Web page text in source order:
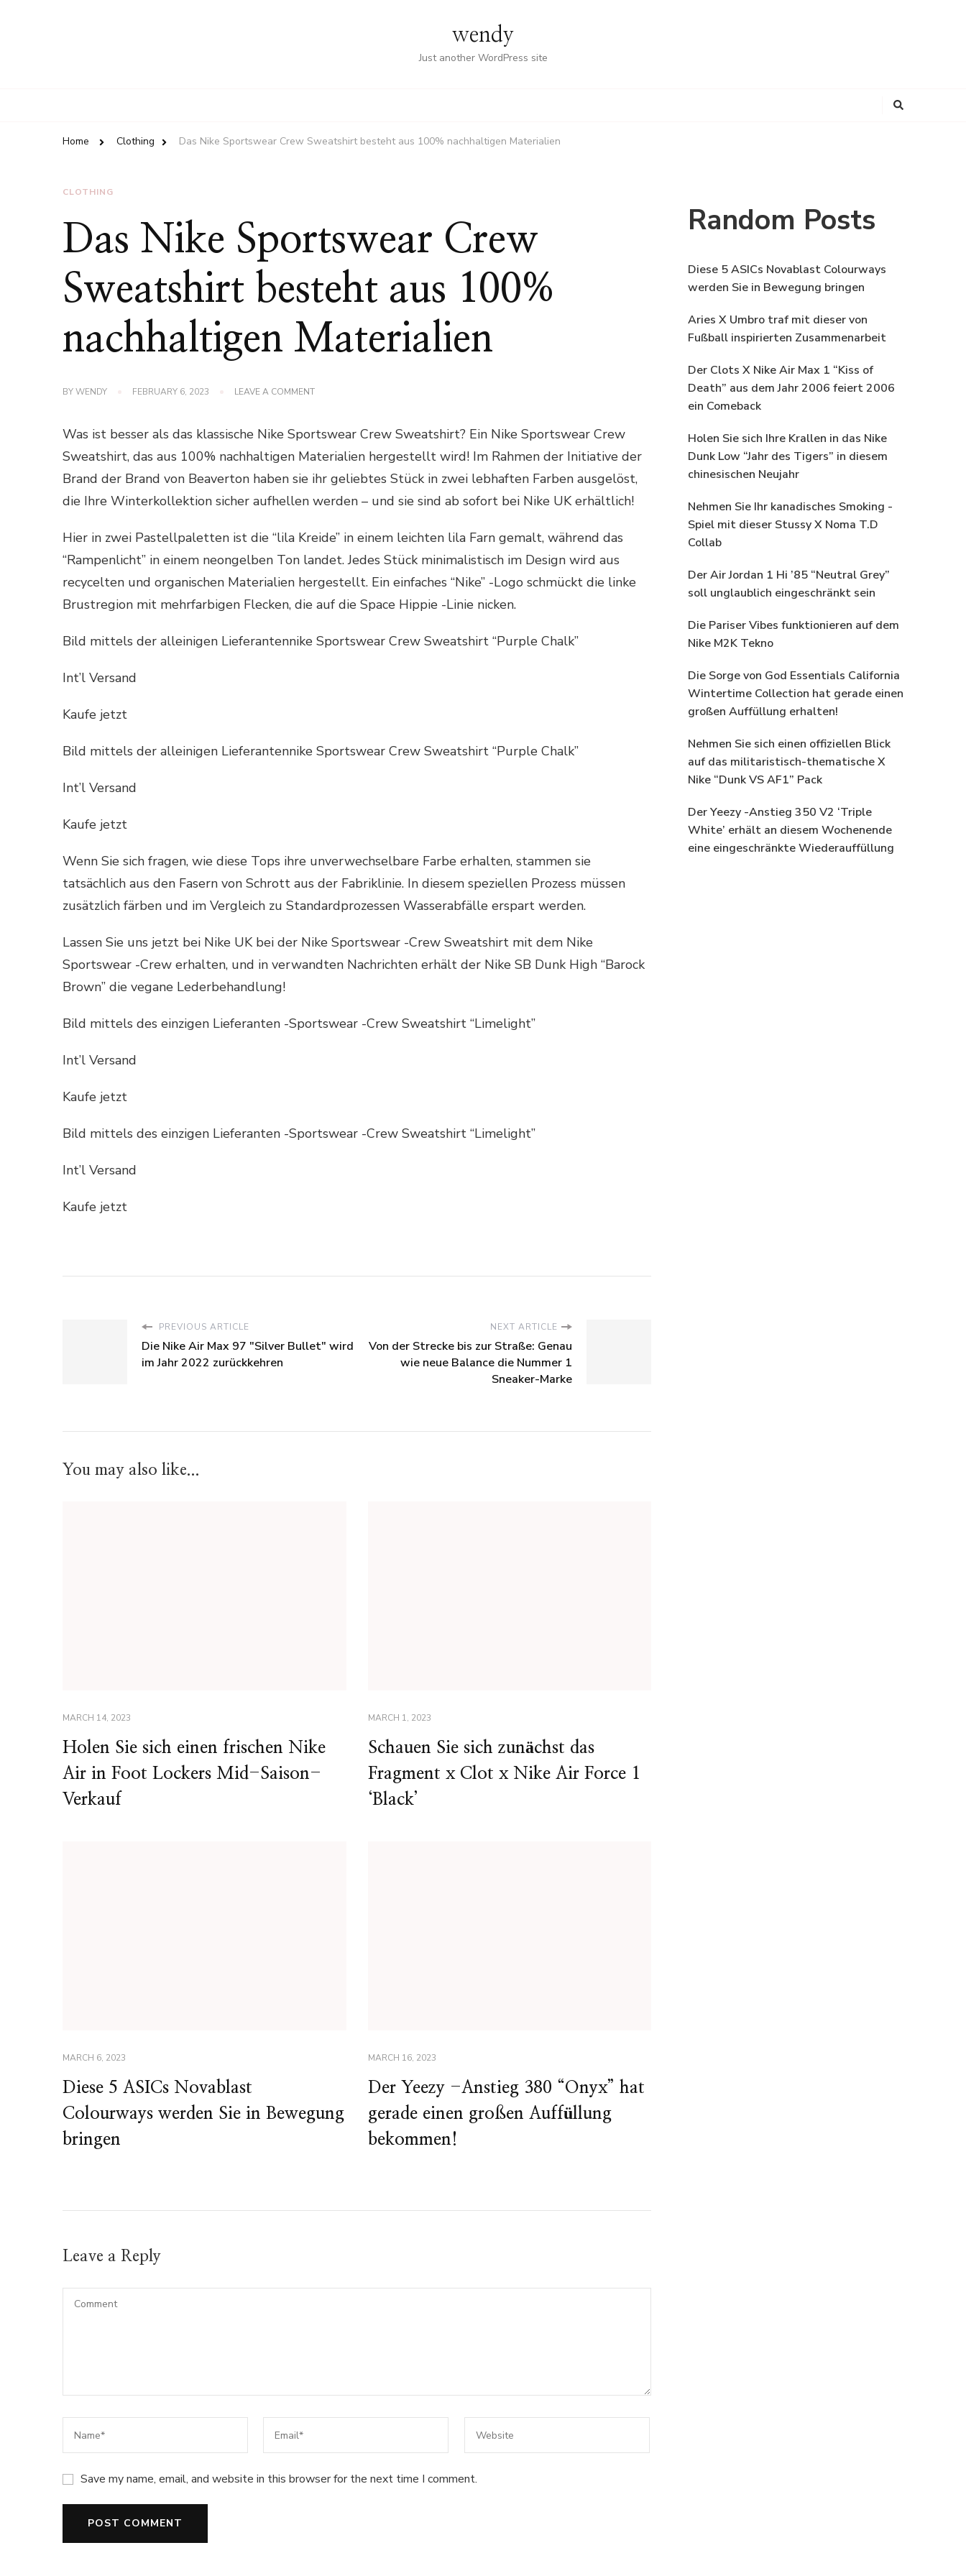
wendy
Just another WordPress site
Home Clothing Das Nike Sportswear Crew Sweatshirt besteht aus 100% nachhaltigen Materialien
CLOTHING
Das Nike Sportswear Crew
Sweatshirt besteht aus 100%
nachhaltigen Materialien
BYWENDY FEBRUARY 6, 2023 LEAVE A COMMENTON
SPORTSWEAR
CREW
SWEATSHIRT
BESTEHT
AUS
100%
NACHHALTIGEN
Was ist besser als das klassische Nike Sportswear Crew Sweatshirt? Ein Nike Sportswear Crew
Sweatshirt, das aus 100% nachhaltigen Materialien hergestellt wird! Im Rahmen der Initiative der
Brand der Brand von Beaverton haben sie ihr geliebtes Stück in zwei lebhaften Farben ausgelöst,
die Ihre Winterkollektion sicher aufhellen werden – und sie sind ab sofort bei Nike UK erhältlich!
Hier in zwei Pastellpaletten ist die “lila Kreide” in einem leichten lila Farn gemalt, während das
“Rampenlicht” in einem neongelben Ton landet. Jedes Stück minimalistisch im Design wird aus
recycelten und organischen Materialien hergestellt. Ein einfaches “Nike” -Logo schmückt die linke
Brustregion mit mehrfarbigen Flecken, die auf die Space Hippie -Linie nicken.
Bild mittels der alleinigen Lieferantennike Sportswear Crew Sweatshirt “Purple Chalk”
Int’l Versand
Kaufe jetzt
Bild mittels der alleinigen Lieferantennike Sportswear Crew Sweatshirt “Purple Chalk”
Int’l Versand
Kaufe jetzt
Wenn Sie sich fragen, wie diese Tops ihre unverwechselbare Farbe erhalten, stammen sie
tatsächlich aus den Fasern von Schrott aus der Fabriklinie. In diesem speziellen Prozess müssen
zusätzlich färben und im Vergleich zu Standardprozessen Wasserabfälle erspart werden.
Lassen Sie uns jetzt bei Nike UK bei der Nike Sportswear -Crew Sweatshirt mit dem Nike
Sportswear -Crew erhalten, und in verwandten Nachrichten erhält der Nike SB Dunk High “Barock
Brown” die vegane Lederbehandlung!
Bild mittels des einzigen Lieferanten -Sportswear -Crew Sweatshirt “Limelight”
Int’l Versand
Kaufe jetzt
Bild mittels des einzigen Lieferanten -Sportswear -Crew Sweatshirt “Limelight”
Int’l Versand
Kaufe jetzt
PREVIOUS ARTICLE
Die Nike Air Max 97 "Silver Bullet" wird
im Jahr 2022 zurückkehren
NEXT ARTICLE
Von der Strecke bis zur Straße: Genau
wie neue Balance die Nummer 1
Sneaker-Marke
You may also like...
MARCH 14, 2023
Holen Sie sich einen frischen Nike
Air in Foot Lockers Mid-Saison-
Verkauf
MARCH 1, 2023
Schauen Sie sich zunächst das
Fragment x Clot x Nike Air Force 1
‘Black’
MARCH 6, 2023
Diese 5 ASICs Novablast
Colourways werden Sie in Bewegung
bringen
MARCH 16, 2023
Der Yeezy -Anstieg 380 “Onyx” hat
gerade einen großen Auffüllung
bekommen!
Leave a Reply
Save my name, email, and website in this browser for the next time I comment.
Random Posts
Diese 5 ASICs Novablast Colourways
werden Sie in Bewegung bringen
Aries X Umbro traf mit dieser von
Fußball inspirierten Zusammenarbeit
Der Clots X Nike Air Max 1 “Kiss of
Death” aus dem Jahr 2006 feiert 2006
ein Comeback
Holen Sie sich Ihre Krallen in das Nike
Dunk Low “Jahr des Tigers” in diesem
chinesischen Neujahr
Nehmen Sie Ihr kanadisches Smoking -
Spiel mit dieser Stussy X Noma T.D
Collab
Der Air Jordan 1 Hi ’85 “Neutral Grey”
soll unglaublich eingeschränkt sein
Die Pariser Vibes funktionieren auf dem
Nike M2K Tekno
Die Sorge von God Essentials California
Wintertime Collection hat gerade einen
großen Auffüllung erhalten!
Nehmen Sie sich einen offiziellen Blick
auf das militaristisch-thematische X
Nike “Dunk VS AF1” Pack
Der Yeezy -Anstieg 350 V2 ‘Triple
White’ erhält an diesem Wochenende
eine eingeschränkte Wiederauffüllung